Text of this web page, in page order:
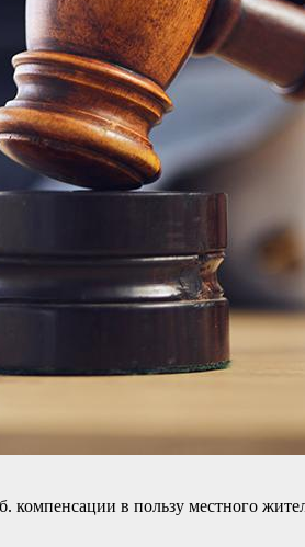
в пользу местного